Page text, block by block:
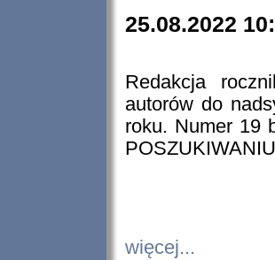
25.08.2022
Redakcja
autorów do
roku. Numer 19
więcej...